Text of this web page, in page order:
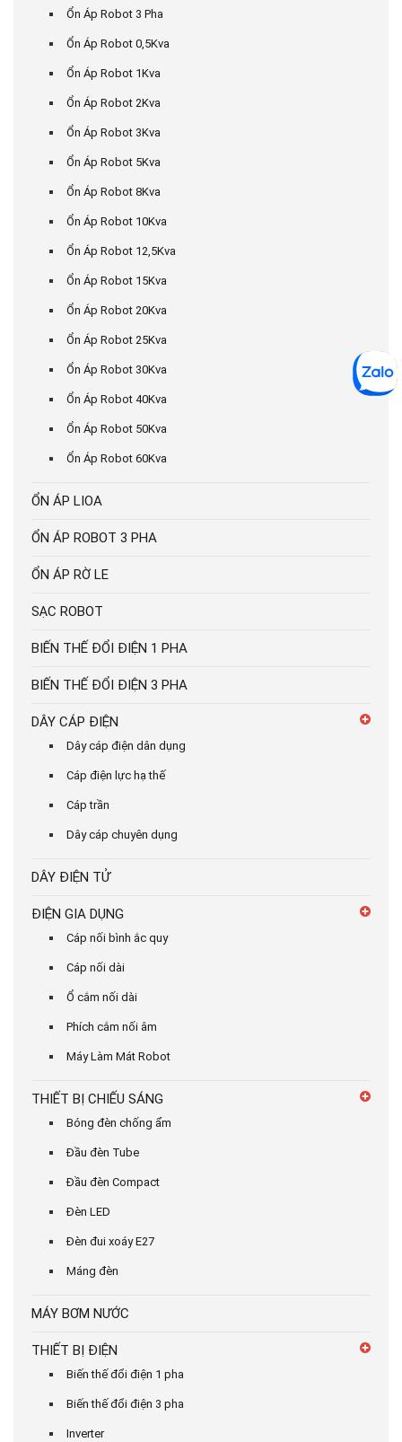
Ổn Áp Robot 3 Pha
Ổn Áp Robot 0,5Kva
Ổn Áp Robot 1Kva
Ổn Áp Robot 2Kva
Ổn Áp Robot 3Kva
Ổn Áp Robot 5Kva
Ổn Áp Robot 8Kva
Ổn Áp Robot 10Kva
Ổn Áp Robot 12,5Kva
Ổn Áp Robot 15Kva
Ổn Áp Robot 20Kva
Ổn Áp Robot 25Kva
Ổn Áp Robot 30Kva
Ổn Áp Robot 40Kva
Ổn Áp Robot 50Kva
Ổn Áp Robot 60Kva
ỔN ÁP LIOA
ỔN ÁP ROBOT 3 PHA
ỔN ÁP RỜ LE
SẠC ROBOT
BIẾN THẾ ĐỔI ĐIỆN 1 PHA
BIẾN THẾ ĐỔI ĐIỆN 3 PHA
DÂY CÁP ĐIỆN
Dây cáp điện dân dụng
Cáp điện lực hạ thế
Cáp trần
Dây cáp chuyên dụng
DÂY ĐIỆN TỬ
ĐIỆN GIA DỤNG
Cáp nối bình ắc quy
Cáp nối dài
Ổ cắm nối dài
Phích cắm nối âm
Máy Làm Mát Robot
THIẾT BỊ CHIẾU SÁNG
Bóng đèn chống ẩm
Đầu đèn Tube
Đầu đèn Compact
Đèn LED
Đèn đui xoáy E27
Máng đèn
MÁY BƠM NƯỚC
THIẾT BỊ ĐIỆN
Biến thế đổi điện 1 pha
Biến thế đổi điện 3 pha
Inverter